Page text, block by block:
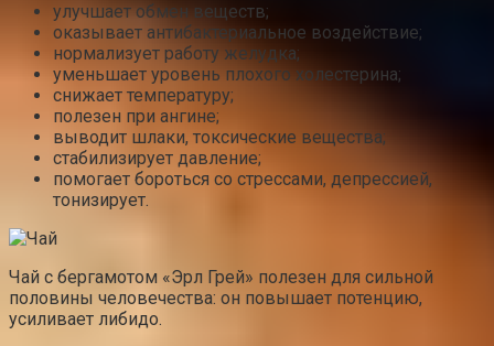
улучшает обмен веществ;
оказывает антибактериальное воздействие;
нормализует работу желудка;
уменьшает уровень плохого холестерина;
снижает температуру;
полезен при ангине;
выводит шлаки, токсические вещества;
стабилизирует давление;
помогает бороться со стрессами, депрессией,
тонизирует.
Чай с бергамотом «Эрл Грей» полезен для сильной
половины человечества: он повышает потенцию,
усиливает либидо.